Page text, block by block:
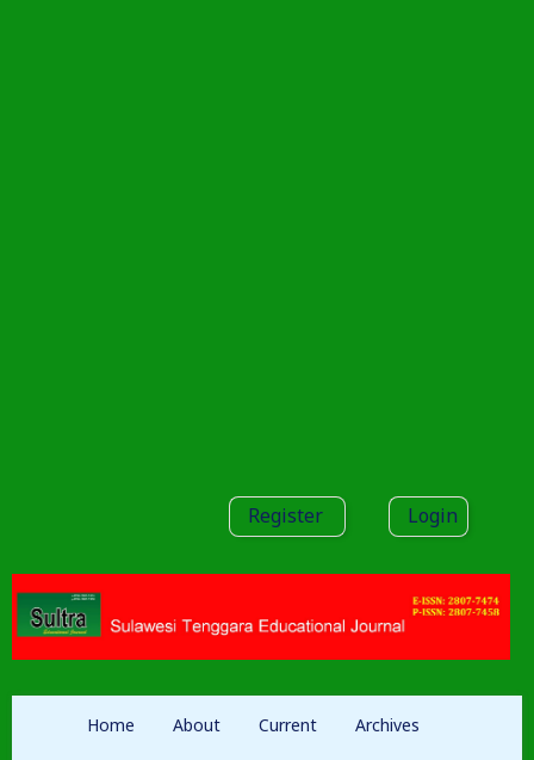
Home About Current Archives
Register Login